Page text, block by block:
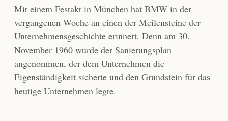
Mit einem Festakt in München hat BMW in der
vergangenen Woche an einen der Meilensteine der
Unternehmensgeschichte erinnert. Denn am 30.
November 1960 wurde der Sanierungsplan
angenommen, der dem Unternehmen die
Eigenständigkeit sicherte und den Grundstein für das
heutige Unternehmen legte.